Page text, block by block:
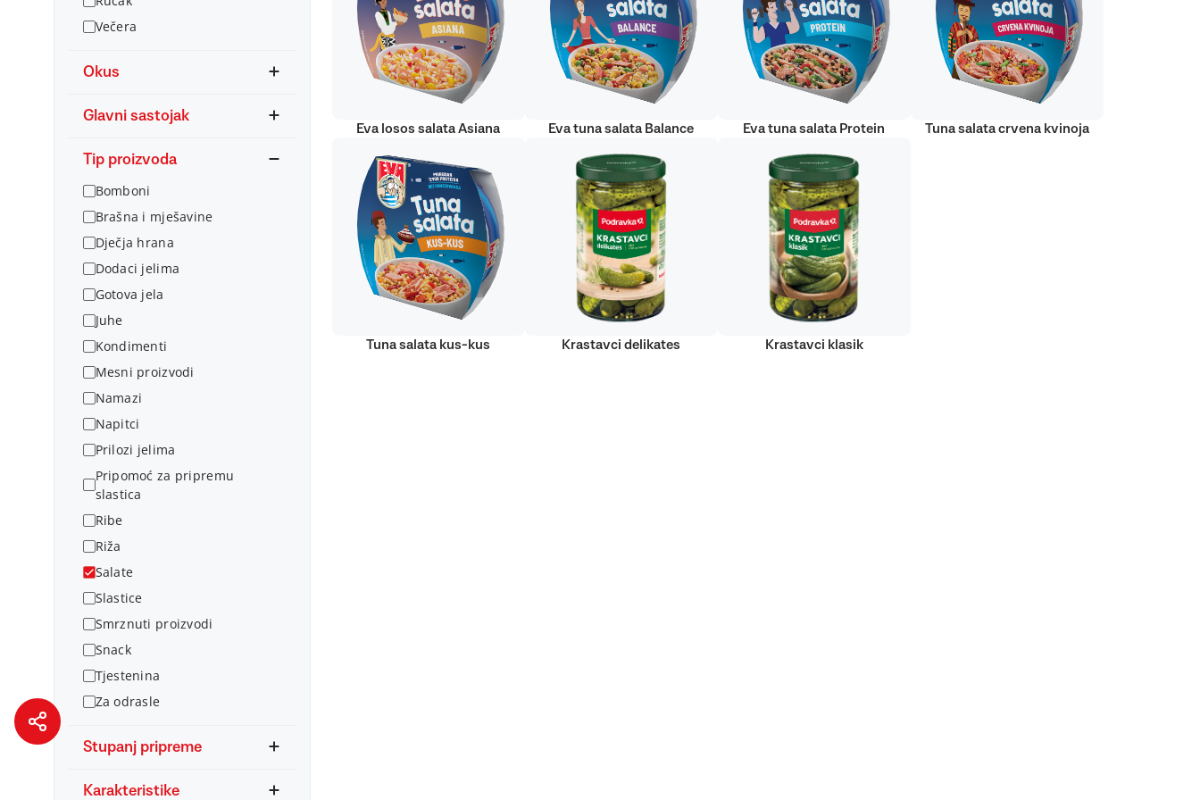
Večera
Okus
Glavni sastojak
Tip proizvoda
Bomboni
Brašna i mješavine
Dječja hrana
Dodaci jelima
Gotova jela
Juhe
Kondimenti
Mesni proizvodi
Namazi
Napitci
Prilozi jelima
Pripomoć za pripremu
slastica
Ribe
Riža
Salate
Slastice
Smrznuti proizvodi
Snack
Tjestenina
Za odrasle
Stupanj pripreme
Karakteristike
Eva losos salata Asiana Eva tuna salata Balance Eva tuna salata Protein Tuna salata crvena kvinoja
Tuna salata kus-kus Krastavci delikates Krastavci klasik